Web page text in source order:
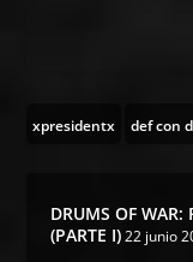
xpresidentx def con
DRUMS OF WAR:
(PARTE I) 22 junio